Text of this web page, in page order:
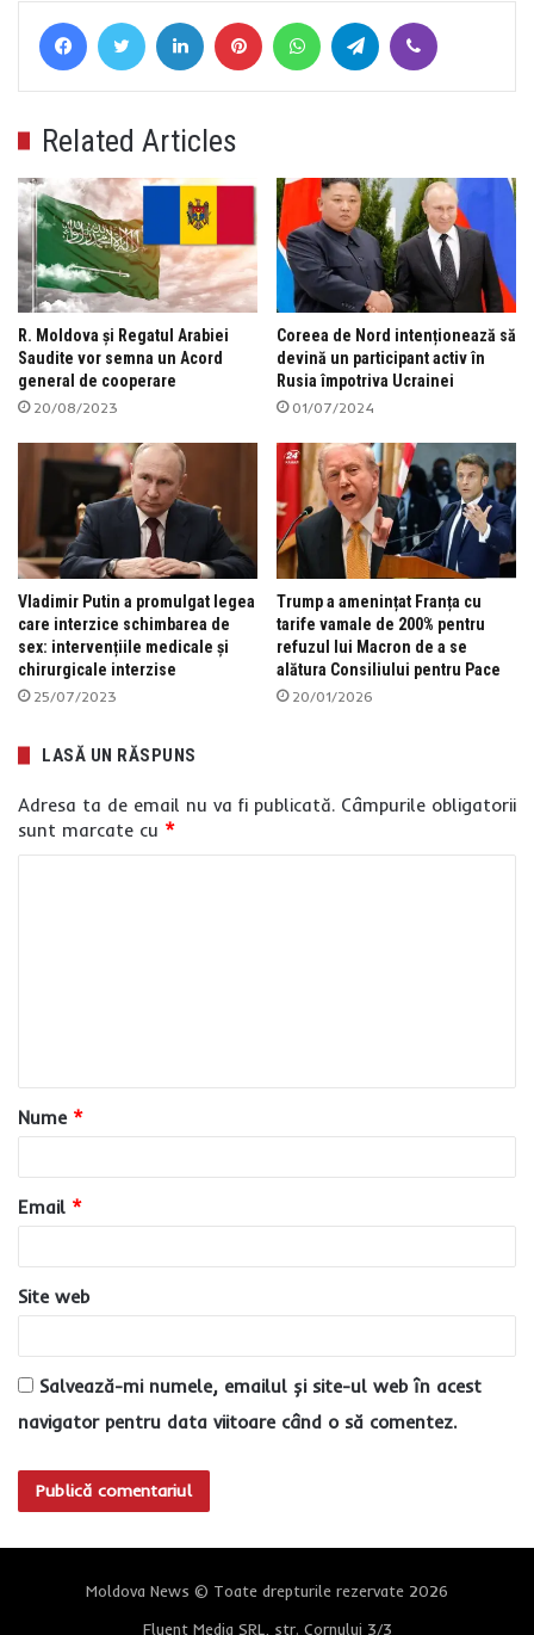
FacebookTwitter LinkedIn Pinterest WhatsAppTelegram
Related Articles
R. Moldova și Regatul Arabiei
Saudite vor semna un Acord
general de cooperare
20/08/2023
Coreea de Nord intenționează să
devină un participant activ în
Rusia împotriva Ucrainei
01/07/2024
Vladimir Putin a promulgat legea
care interzice schimbarea de
sex: intervențiile medicale și
chirurgicale interzise
25/07/2023
Trump a amenințat Franța cu
tarife vamale de 200% pentru
refuzul lui Macron de a se
alătura Consiliului pentru Pace
20/01/2026
LASĂ UN RĂSPUNS
Adresa ta de email nu va fi publicată. Câmpurile obligatorii
sunt marcate cu *
a
r
*
Nume *
Email *
Site web
Salvează-mi numele, emailul și site-ul web în acest
navigator pentru data viitoare când o să comentez.
Moldova News © Toate drepturile rezervate 2026
Fluent Media SRL, str. Cornului 3/3